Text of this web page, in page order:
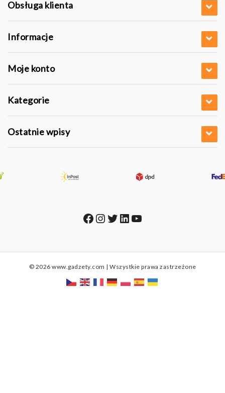
Obsługa klienta
Informacje
Moje konto
Kategorie
Ostatnie wpisy
Facebook
Instagram
Twitter
LinkedIn
YouTube
© 2026 www.gadzety.com | Wszystkie prawa zastrzeżone